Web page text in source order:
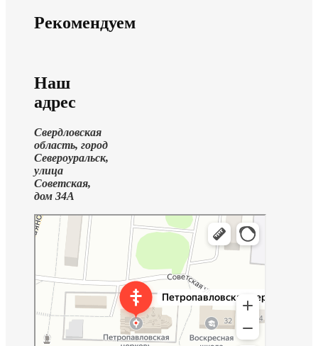
Рекомендуем
Наш
адрес
Свердловская
область, город
Североуральск,
улица
Советская,
дом 34А